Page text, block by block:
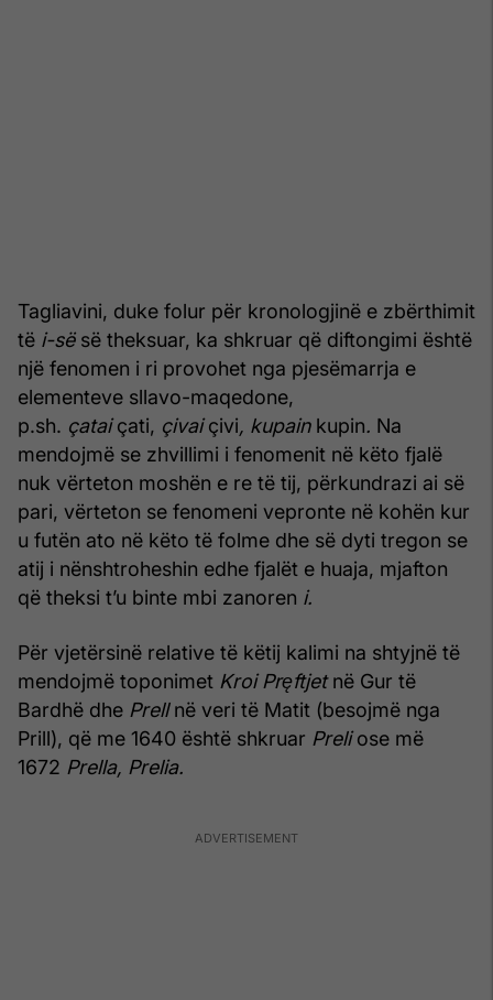
Tagliavini, duke folur për kronologjinë e zbërthimit
të i-së së theksuar, ka shkruar që diftongimi është
një fenomen i ri provohet nga pjesëmarrja e
elementeve sllavo-maqedone,
p.sh. çataiçati, çivaiçivi, kupain kupin. Na
mendojmë se zhvillimi i fenomenit në këto fjalë
nuk vërteton moshën e re të tij, përkundrazi ai së
pari, vërteton se fenomeni vepronte në kohën kur
u futën ato në këto të folme dhe së dyti tregon se
atij i nënshtroheshin edhe fjalët e huaja, mjafton
që theksi t’u binte mbi zanoren i.
Për vjetërsinë relative të këtij kalimi na shtyjnë të
mendojmë toponimet Kroi Pręftjet në Gur të
Bardhë dhe Prellnë veri të Matit (besojmë nga
Prill), që me 1640 është shkruar Preliose më
1672 Prella, Prelia.